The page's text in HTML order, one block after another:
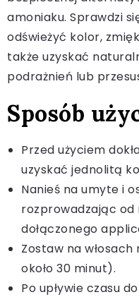
amoniaku. Sprawdzi
odświeżyć kolor,
także uzyskać
podrażnień lub
Sposób
Przed użyciem
uzyskać jednolitą
Nanieś na umyte i
rozprowadzając od
dołączonego
Zostaw na
około 30 minut).
Po upływie czasu